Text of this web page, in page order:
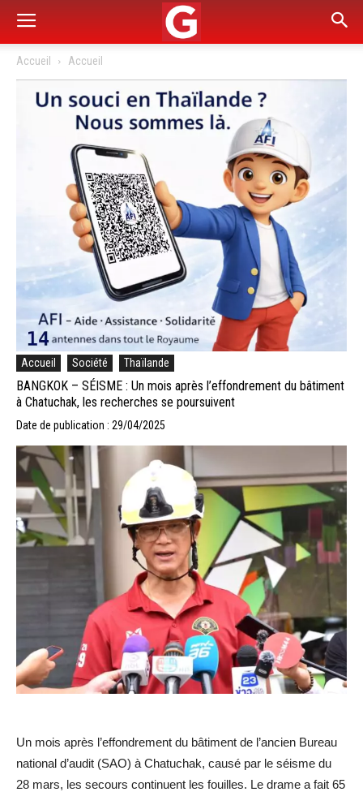
Accueil Accueil
Accueil Société Thaïlande
BANGKOK – SÉISME : Un mois après l’effondrement du bâtiment
à Chatuchak, les recherches se poursuivent
Date de publication : 29/04/2025
Un mois après l’effondrement du bâtiment de l’ancien Bureau
national d’audit (SAO) à Chatuchak, causé par le séisme du
28 mars, les secours continuent les fouilles. Le drame a fait 65